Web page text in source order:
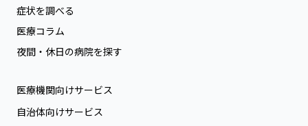
症状を調べる
医療コラム
夜間・休日の病院を探す
医療機関向けサービス
自治体向けサービス